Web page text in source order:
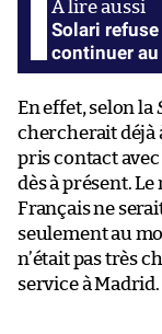
Solari refuse
continuer au
En effet, selon la
chercherait déjà
pris contact
dès à présent.
Français ne
seulement au
n’était pas très
service à Madrid.